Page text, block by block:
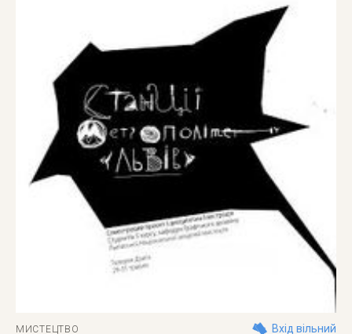
МИСТЕЦТВО Вхід вільний